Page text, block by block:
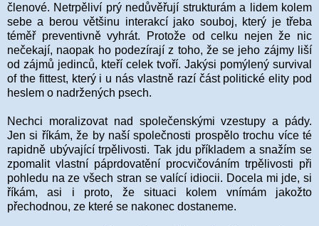
členové. Netrpěliví prý nedůvěřují strukturám a lidem kolem
sebe a berou většinu interakcí jako souboj, který je třeba
téměř preventivně vyhrát. Protože od celku nejen že nic
nečekají, naopak ho podezírají z toho, že se jeho zájmy liší
od zájmů jedinců, kteří celek tvoří. Jakýsi pomýlený survival
of the fittest, který i u nás vlastně razí část politické elity pod
heslem o nadržených psech.
Nechci moralizovat nad společenskými vzestupy a pády.
Jen si říkám, že by naší společnosti prospělo trochu více té
rapidně ubývající trpělivosti. Tak jdu příkladem a snažím se
zpomalit vlastní páprdovatění procvičováním trpělivosti při
pohledu na ze všech stran se valící idiocii. Docela mi jde, si
říkám, asi i proto, že situaci kolem vnímám jakožto
přechodnou, ze které se nakonec dostaneme.